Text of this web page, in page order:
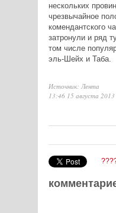
нескольких
чрезвычайное
комендантского
затронули и ряд
том числе
эль-Шейх и Таба.
Источник: Лента
13:46 15 августа 2013